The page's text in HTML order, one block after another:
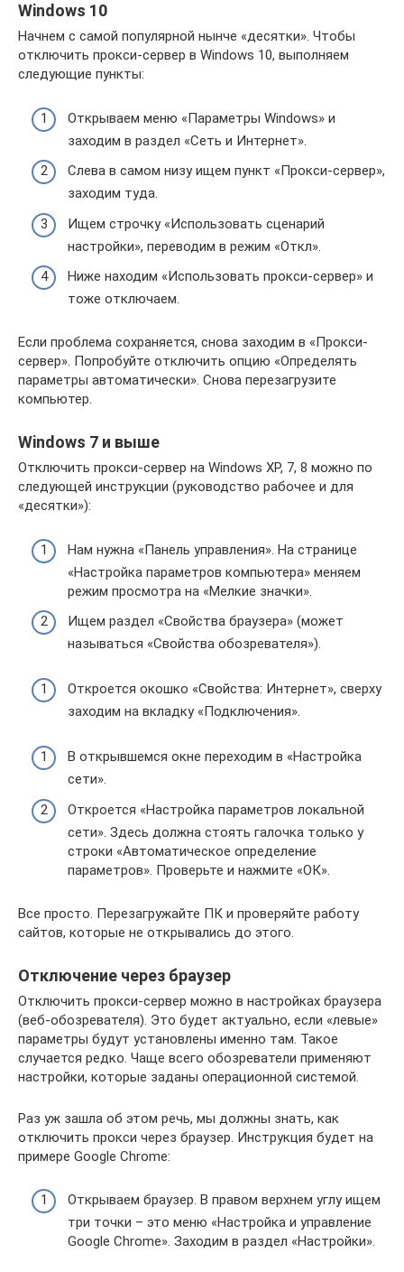
Windows 10
Начнем с самой популярной нынче «десятки». Чтобы
отключить прокси-сервер в Windows 10, выполняем
следующие пункты:
Открываем меню «Параметры Windows» и
заходим в раздел «Сеть и Интернет».
Слева в самом низу ищем пункт «Прокси-сервер»,
заходим туда.
Ищем строчку «Использовать сценарий
настройки», переводим в режим «Откл».
Ниже находим «Использовать прокси-сервер» и
тоже отключаем.
Если проблема сохраняется, снова заходим в «Прокси-
сервер». Попробуйте отключить опцию «Определять
параметры автоматически». Снова перезагрузите
компьютер.
Windows 7 и выше
Отключить прокси-сервер на Windows XP, 7, 8 можно по
следующей инструкции (руководство рабочее и для
«десятки»):
Нам нужна «Панель управления». На странице
«Настройка параметров компьютера» меняем
режим просмотра на «Мелкие значки».
Ищем раздел «Свойства браузера» (может
называться «Свойства обозревателя»).
Откроется окошко «Свойства: Интернет», сверху
заходим на вкладку «Подключения».
В открывшемся окне переходим в «Настройка
сети».
Откроется «Настройка параметров локальной
сети». Здесь должна стоять галочка только у
строки «Автоматическое определение
параметров». Проверьте и нажмите «ОК».
Все просто. Перезагружайте ПК и проверяйте работу
сайтов, которые не открывались до этого.
Отключение через браузер
Отключить прокси-сервер можно в настройках браузера
(веб-обозревателя). Это будет актуально, если «левые»
параметры будут установлены именно там. Такое
случается редко. Чаще всего обозреватели применяют
настройки, которые заданы операционной системой.
Раз уж зашла об этом речь, мы должны знать, как
отключить прокси через браузер. Инструкция будет на
примере Google Chrome:
Открываем браузер. В правом верхнем углу ищем
три точки – это меню «Настройка и управление
Google Chrome». Заходим в раздел «Настройки».